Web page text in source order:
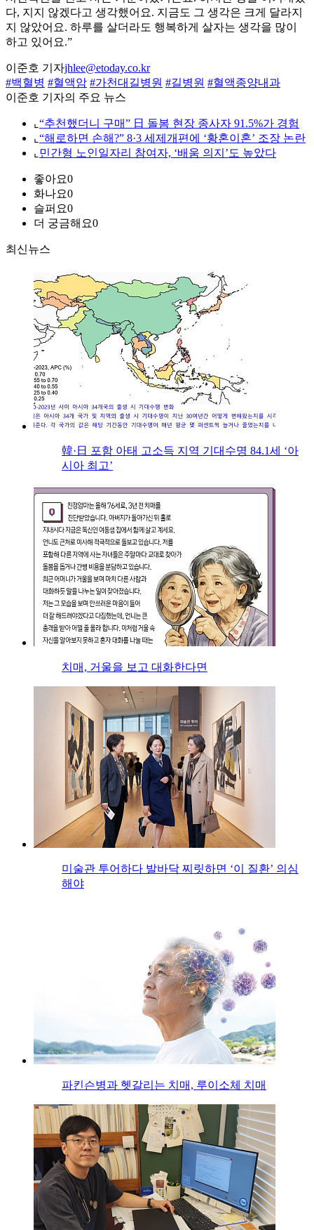
다, 지지 않겠다고 생각했어요. 지금도 그 생각은 크게 달라지
지 않았어요. 하루를 살더라도 행복하게 살자는 생각을 많이
하고 있어요.”
이준호 기자jhlee@etoday.co.kr
#백혈병 #혈액암 #가천대길병원 #길병원 #혈액종양내과
이준호 기자의 주요 뉴스
⌞ “추천했더니 구매” 日 돌봄 현장 종사자 91.5%가 경험
⌞ “해로하면 손해?” 8·3 세제개편에 ‘황혼이혼’ 조장 논란
⌞ 민간형 노인일자리 참여자, ‘배움 의지’도 높았다
좋아요0
화나요0
슬퍼요0
더 궁금해요0
최신뉴스
韓·日 포함 아태 고소득 지역 기대수명 84.1세 ‘아
시아 최고’
치매, 거울을 보고 대화한다면
미술관 투어하다 발바닥 찌릿하면 ‘이 질환’ 의심
해야
파킨슨병과 헷갈리는 치매, 루이소체 치매